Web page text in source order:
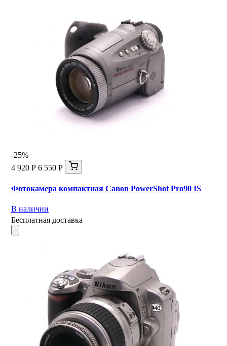
-25%
4 920 Р 6 550 Р
Фотокамера компактная Canon PowerShot Pro90 IS
В наличии
Бесплатная доставка